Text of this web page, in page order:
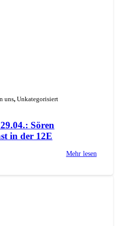
uns,Unkategorisiert
Sören
in der 12E
Mehr lesen